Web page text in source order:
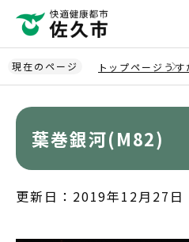
ペ
ー
ジ
現在のページ トップページ うす
葉巻銀河(M82)
更新日：2019年12月27日